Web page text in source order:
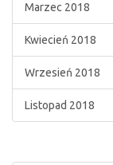
Marzec 2018
Kwiecień 2018
Wrzesień 2018
Listopad 2018